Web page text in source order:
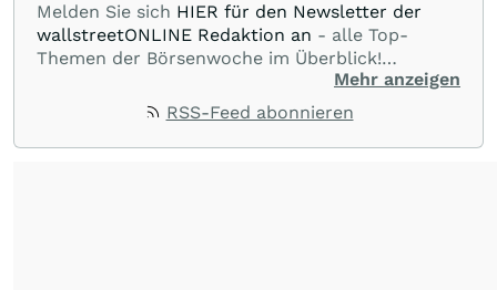
Melden Sie sich HIER für den Newsletter der
wallstreetONLINE Redaktion an - alle Top-
Themen der Börsenwoche im Überblick!
Verpassen Sie kein wichtiges Anleger-Thema!Für
Beiträge auf diesem journalistischen Channel ist
Redaktion verantwortlich. Die Fachjournalisten
Mehr anzeigen
RSS-Feed abonnieren